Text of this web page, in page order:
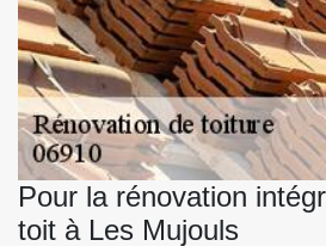
Pour la rénovation
toit à Les Mujouls